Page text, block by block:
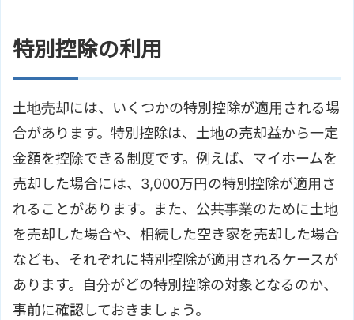
特別控除の利用
土地売却には、いくつかの特別控除が適用される場
合があります。特別控除は、土地の売却益から一定
金額を控除できる制度です。例えば、マイホームを
売却した場合には、3,000万円の特別控除が適用さ
れることがあります。また、公共事業のために土地
を売却した場合や、相続した空き家を売却した場合
なども、それぞれに特別控除が適用されるケースが
あります。自分がどの特別控除の対象となるのか、
事前に確認しておきましょう。